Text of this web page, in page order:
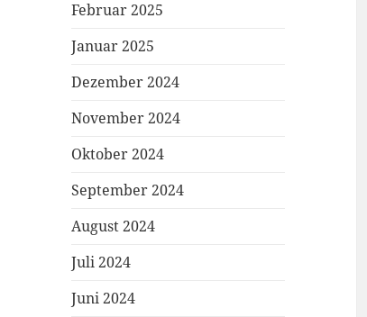
Februar 2025
Januar 2025
Dezember 2024
November 2024
Oktober 2024
September 2024
August 2024
Juli 2024
Juni 2024